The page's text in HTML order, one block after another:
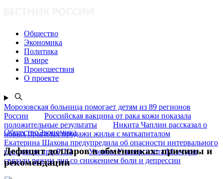
Общество
Экономика
Политика
В мире
Происшествия
О проекте
Морозовская больница помогает детям из 89 регионов
России
Российская вакцина от рака кожи показала
положительные результаты
Никита Чаплин рассказал о
новых правилах продажи жилья с маткапиталом
Екатерина Шахова предупредила об опасности интервального
голодания при РПП
Ученые Университета Миссури
связали режим дня со снижением боли и депрессии
ОбществоЭкономика
Дефицит долларов в обменниках: причины и
рекомендации